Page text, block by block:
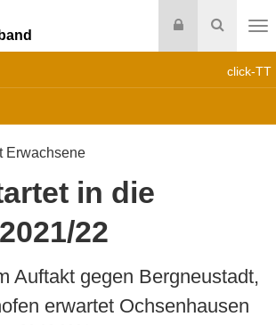
Suche
Login
click-TT
Erwachsene
in die
22
Auftakt gegen Bergneustadt,
erwartet Ochsenhausen